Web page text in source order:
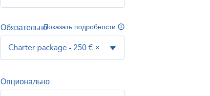
Показать подробности
Обязательно
Charter package - 250 € ×
Опционально